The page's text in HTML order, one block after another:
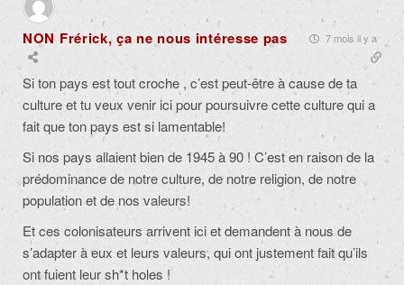
NON Frérick, ça ne nous intéresse pas 7 mois il y a
Si ton pays est tout croche , c’est peut-être à cause de ta
culture et tu veux venir ici pour poursuivre cette culture qui a
fait que ton pays est si lamentable!
Si nos pays allaient bien de 1945 à 90 ! C’est en raison de la
prédominance de notre culture, de notre religion, de notre
population et de nos valeurs!
Et ces colonisateurs arrivent ici et demandent à nous de
s’adapter à eux et leurs valeurs, qui ont justement fait qu’ils
ont fuient leur sh*t holes !